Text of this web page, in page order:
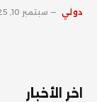
دولي سبتمبر 10, 2025
اخر الأخبار